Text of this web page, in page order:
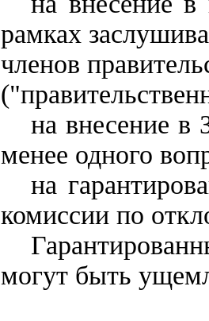
рамках
членов
на внесение в
менее одного
на
комиссии по
могут быть